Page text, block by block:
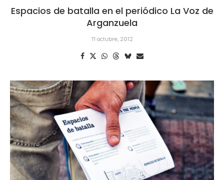
Espacios de batalla en el periódico La Voz de
Arganzuela
11 octubre, 2012